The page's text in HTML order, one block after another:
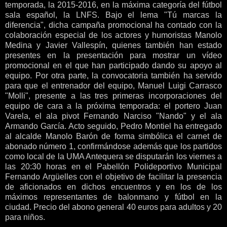
temporada, la 2015-2016, en la máxima categoría del fútbol
sala español, la LNFS. Bajo el lema "Tú marcas la
diferencia", dicha campaña promocional ha contado con la
colaboración especial de los actores y humoristas Manolo
Medina y Javier Vallespín, quienes también han estado
presentes en la presentación para mostrar un vídeo
promocional en el que han participado dando su apoyo al
equipo. Por otra parte, la convocatoria también ha servido
para que el entrenador del equipo, Manuel Luigi Carrasco
"Molli", presente a las tres primeras incorporaciones del
equipo de cara a la próxima temporada: el portero Juan
Varela, el ala pivot Fernando Narciso "Nando" y el ala
Armando García. Acto seguido, Pedro Montiel ha entregado
al alcalde Manolo Barón de forma simbólica el carnet de
abonado número 1, confirmándose además que los partidos
como local de la UMA Antequera se disputarán los viernes a
las 20:30 horas en el Pabellón Polideportivo Municipal
Fernando Argüelles con el objetivo de facilitar la presencia
de aficionados en dichos encuentros y en los de los
máximos representantes de balonmano y fútbol en la
ciudad. Precio del abono general 40 euros para adultos y 20
para niños.